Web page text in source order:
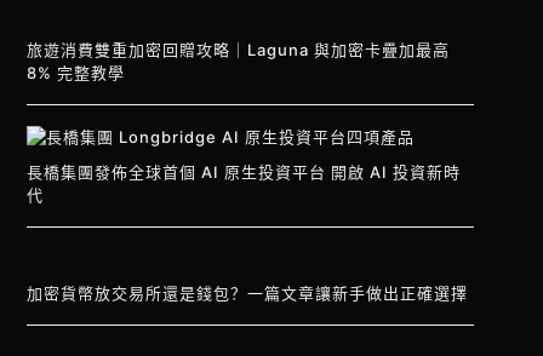
旅遊消費雙重加密回贈攻略｜Laguna 與加密卡疊加最高
8% 完整教學
長橋集團發佈全球首個 AI 原生投資平台 開啟 AI 投資新時
代
加密貨幣放交易所還是錢包？一篇文章讓新手做出正確選擇